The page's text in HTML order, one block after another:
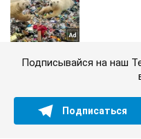
Подписывайся на наш
Подписаться